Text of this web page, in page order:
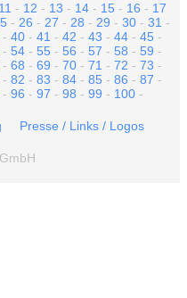
11 - 12 - 13 - 14 - 15 - 16 - 17
- 26 - 27 - 28 - 29 - 30 - 31 -
- 40 - 41 - 42 - 43 - 44 - 45 -
- 54 - 55 - 56 - 57 - 58 - 59 -
- 68 - 69 - 70 - 71 - 72 - 73 -
- 82 - 83 - 84 - 85 - 86 - 87 -
- 96 - 97 - 98 - 99 - 100 -
Presse / Links / Logos